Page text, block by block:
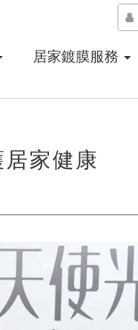
居家鍍膜服務
家健康